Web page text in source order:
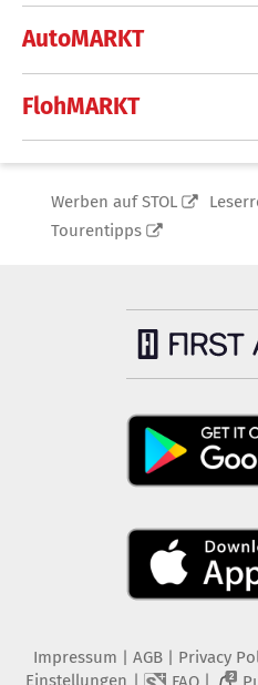
AutoMARKT
FlohMARKT
Werben auf STOL
Tourentipps
Impressum AGB Privacy
2